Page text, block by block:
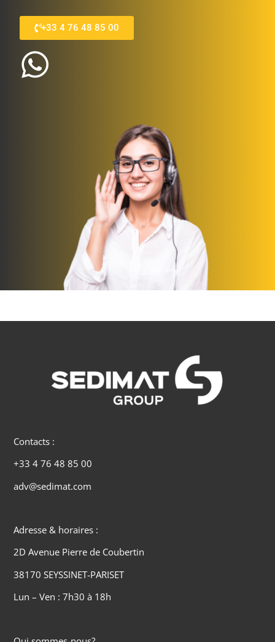
+33 4 76 48 85 00
Contacts :
+33 4 76 48 85 00
adv@sedimat.com
Adresse & horaires :
2D Avenue Pierre de Coubertin
38170 SEYSSINET-PARISET
Lun – Ven : 7h30 à 18h